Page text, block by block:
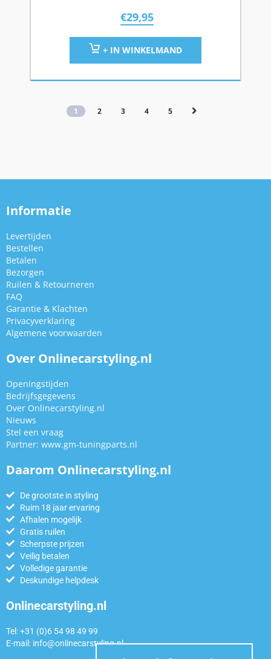
€29,95
+ IN WINKELMAND
1 2 3 4 5
Informatie
Levertijden
Bestellen
Betalen
Bezorgen
Ruilen & Retourneren
FAQ
Garantie & Klachten
Privacyverklaring
Algemene voorwaarden
Over Onlinecarstyling.nl
Openingstijden
Bedrijfsgegevens
Over Onlinecarstyling.nl
Nieuws
Stel een vraag
Partner: www.gm-tuningparts.nl
Daarom Onlinecarstyling.nl
De grootste in styling
Ruim 18 jaar ervaring
Afhalen mogelijk
Gratis ruilen
Scherpste prijzen
Veilig betalen
Volledige garantie
Deskundige helpdesk
Onlinecarstyling.nl
Tel: +31 (0)6 54 98 49 99
E-mail: info@onlinecarstyling.nl